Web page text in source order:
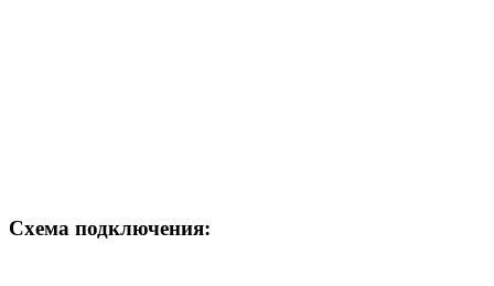
Схема подключения: